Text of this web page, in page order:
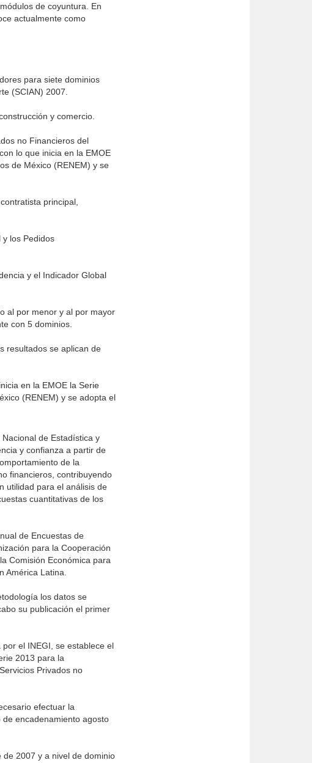
de coyuntura. En
actualmente como
para siete dominios
(SCIAN) 2007.
y comercio.
no Financieros del
lo que inicia en la EMOE
de México (RENEM) y se
principal,
y los Pedidos
y el Indicador Global
al por menor y al por mayor
con 5 dominios.
resultados se aplican de
en la EMOE la Serie
(RENEM) y se adopta el
de Estadística y
y confianza a partir de
de la
financieros, contribuyendo
utilidad para el análisis de
cuantitativas de los
de Encuestas de
para la Cooperación
Comisión Económica para
América Latina.
los datos se
su publicación el primer
el INEGI, se establece el
2013 para la
Privados no
efectuar la
encadenamiento agosto
2007 y a nivel de dominio